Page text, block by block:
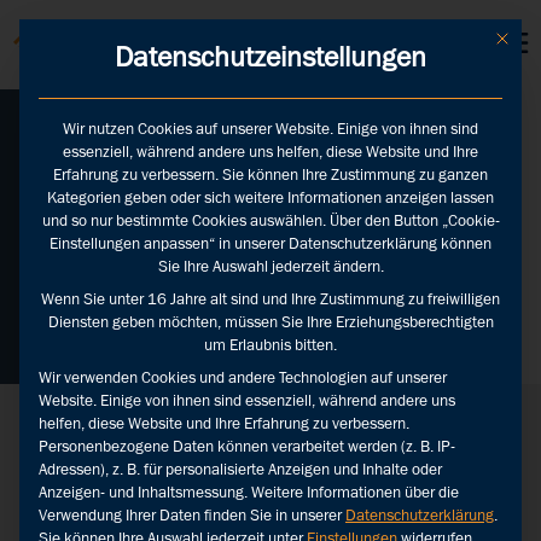
KUNDEN LOGINS
Social Index – Die
Top 50 LinkedIn
Experten DACH
Zurück
Social Index
2026
Social Index
Mit
Datenschutzeinstellungen
Wir nutzen Cookies auf unserer Website. Einige von ihnen sind
essenziell, während andere uns helfen, diese Website und Ihre
Erfahrung zu verbessern. Sie können Ihre Zustimmung zu ganzen
Kategorien geben oder sich weitere Informationen anzeigen lassen
und so nur bestimmte Cookies auswählen. Über den Button „Cookie-
Einstellungen anpassen“ in unserer Datenschutzerklärung können
Sie Ihre Auswahl jederzeit ändern.
Wenn Sie unter 16 Jahre alt sind und Ihre Zustimmung zu freiwilligen
Diensten geben möchten, müssen Sie Ihre Erziehungsberechtigten
um Erlaubnis bitten.
Wir verwenden Cookies und andere Technologien auf unserer
Website. Einige von ihnen sind essenziell, während andere uns
helfen, diese Website und Ihre Erfahrung zu verbessern.
Personenbezogene Daten können verarbeitet werden (z. B. IP-
Adressen), z. B. für personalisierte Anzeigen und Inhalte oder
Anzeigen- und Inhaltsmessung.Weitere Informationen über die
Verwendung Ihrer Daten finden Sie in unsererDatenschutzerklärung.